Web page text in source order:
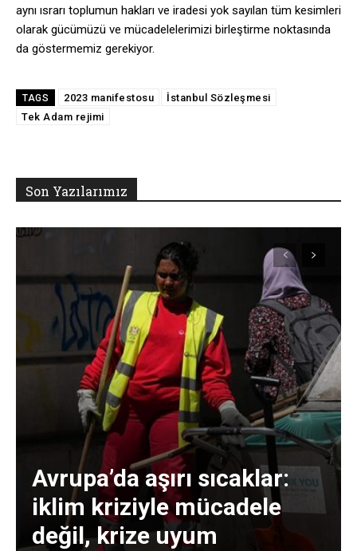
aynı ısrarı toplumun hakları ve iradesi yok sayılan tüm kesimleri
olarak gücümüzü ve mücadelelerimizi birleştirme noktasında
da göstermemiz gerekiyor.
TAGS 2023 manifestosu
İstanbul Sözleşmesi
Tek Adam rejimi
Son Yazılarımız
Avrupa’da aşırı sıcaklar:
iklim kriziyle mücadele
değil, krize uyum